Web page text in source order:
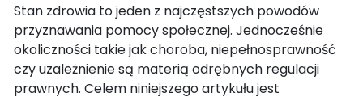
Stan zdrowia to jeden z najczęstszych powodów
przyznawania pomocy społecznej. Jednocześnie
okoliczności takie jak choroba, niepełnosprawność
czy uzależnienie są materią odrębnych regulacji
prawnych. Celem niniejszego artykułu jest